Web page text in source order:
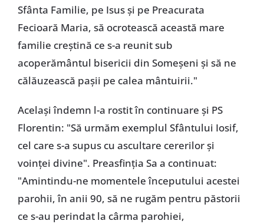
Sfânta Familie, pe Isus şi pe Preacurata
Fecioară Maria, să ocrotească această mare
familie creştină ce s-a reunit sub
acoperământul bisericii din Someşeni şi să ne
călăuzească paşii pe calea mântuirii."
Acelaşi îndemn l-a rostit în continuare şi PS
Florentin: "Să urmăm exemplul Sfântului Iosif,
cel care s-a supus cu ascultare cererilor şi
voinţei divine". Preasfinţia Sa a continuat:
"Amintindu-ne momentele începutului acestei
parohii, în anii 90, să ne rugăm pentru păstorii
ce s-au perindat la cârma parohiei,